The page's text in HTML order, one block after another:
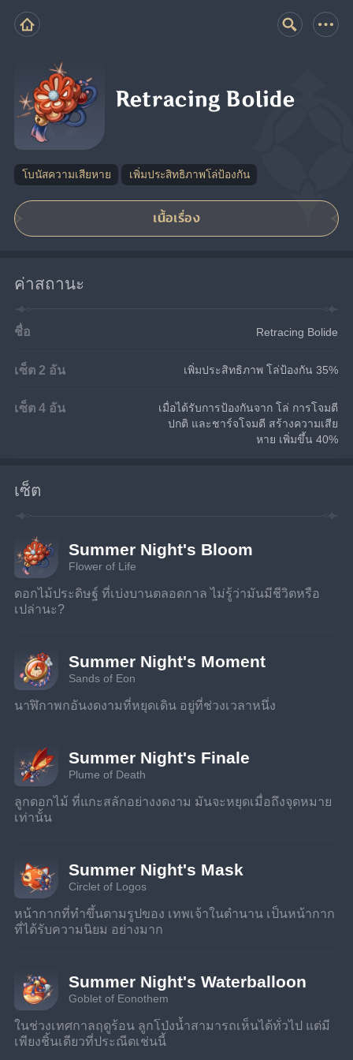
Retracing Bolide
โบนัสความเสียหาย เพิ่มประสิทธิภาพโล่ป้องกัน
เนื้อเรื่อง
ค่าสถานะ
ชื่อ Retracing Bolide
เซ็ต 2 อัน เพิ่มประสิทธิภาพ โล่ป้องกัน 35%
เซ็ต 4 อัน
เมื่อได้รับการป้องกันจาก โล่ การโจมตี
ปกติ และชาร์จโจมตี สร้างความเสีย
หาย เพิ่มขึ้น 40%
เซ็ต
Summer Night's Bloom
Flower of Life
ดอกไม้ประดิษฐ์ ที่เบ่งบานตลอดกาล ไม่รู้ว่ามันมีชีวิตหรือ
เปล่านะ?
Summer Night's Moment
Sands of Eon
นาฬิกาพกอันงดงามที่หยุดเดิน อยู่ที่ช่วงเวลาหนึ่ง
Summer Night's Finale
Plume of Death
ลูกดอกไม้ ที่แกะสลักอย่างงดงาม มันจะหยุดเมื่อถึงจุดหมาย
เท่านั้น
Summer Night's Mask
Circlet of Logos
หน้ากากที่ทำขึ้นตามรูปของ เทพเจ้าในตำนาน เป็นหน้ากาก
ที่ได้รับความนิยม อย่างมาก
Summer Night's Waterballoon
Goblet of Eonothem
ในช่วงเทศกาลฤดูร้อน ลูกโป่งน้ำสามารถเห็นได้ทั่วไป แต่มี
เพียงชิ้นเดียวที่ประณีตเช่นนี้